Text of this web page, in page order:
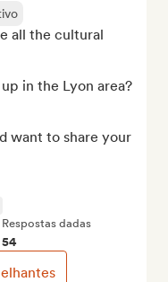
all the cultural
in the Lyon area?
want to share your
Respostas dadas
54